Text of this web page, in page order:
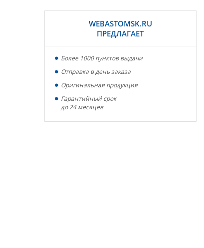
WEBASTOMSK.RU
ПРЕДЛАГАЕТ
Более 1000 пунктов выдачи
Отправка в день заказа
Оригинальная продукция
Гарантийный срок
до 24 месяцев